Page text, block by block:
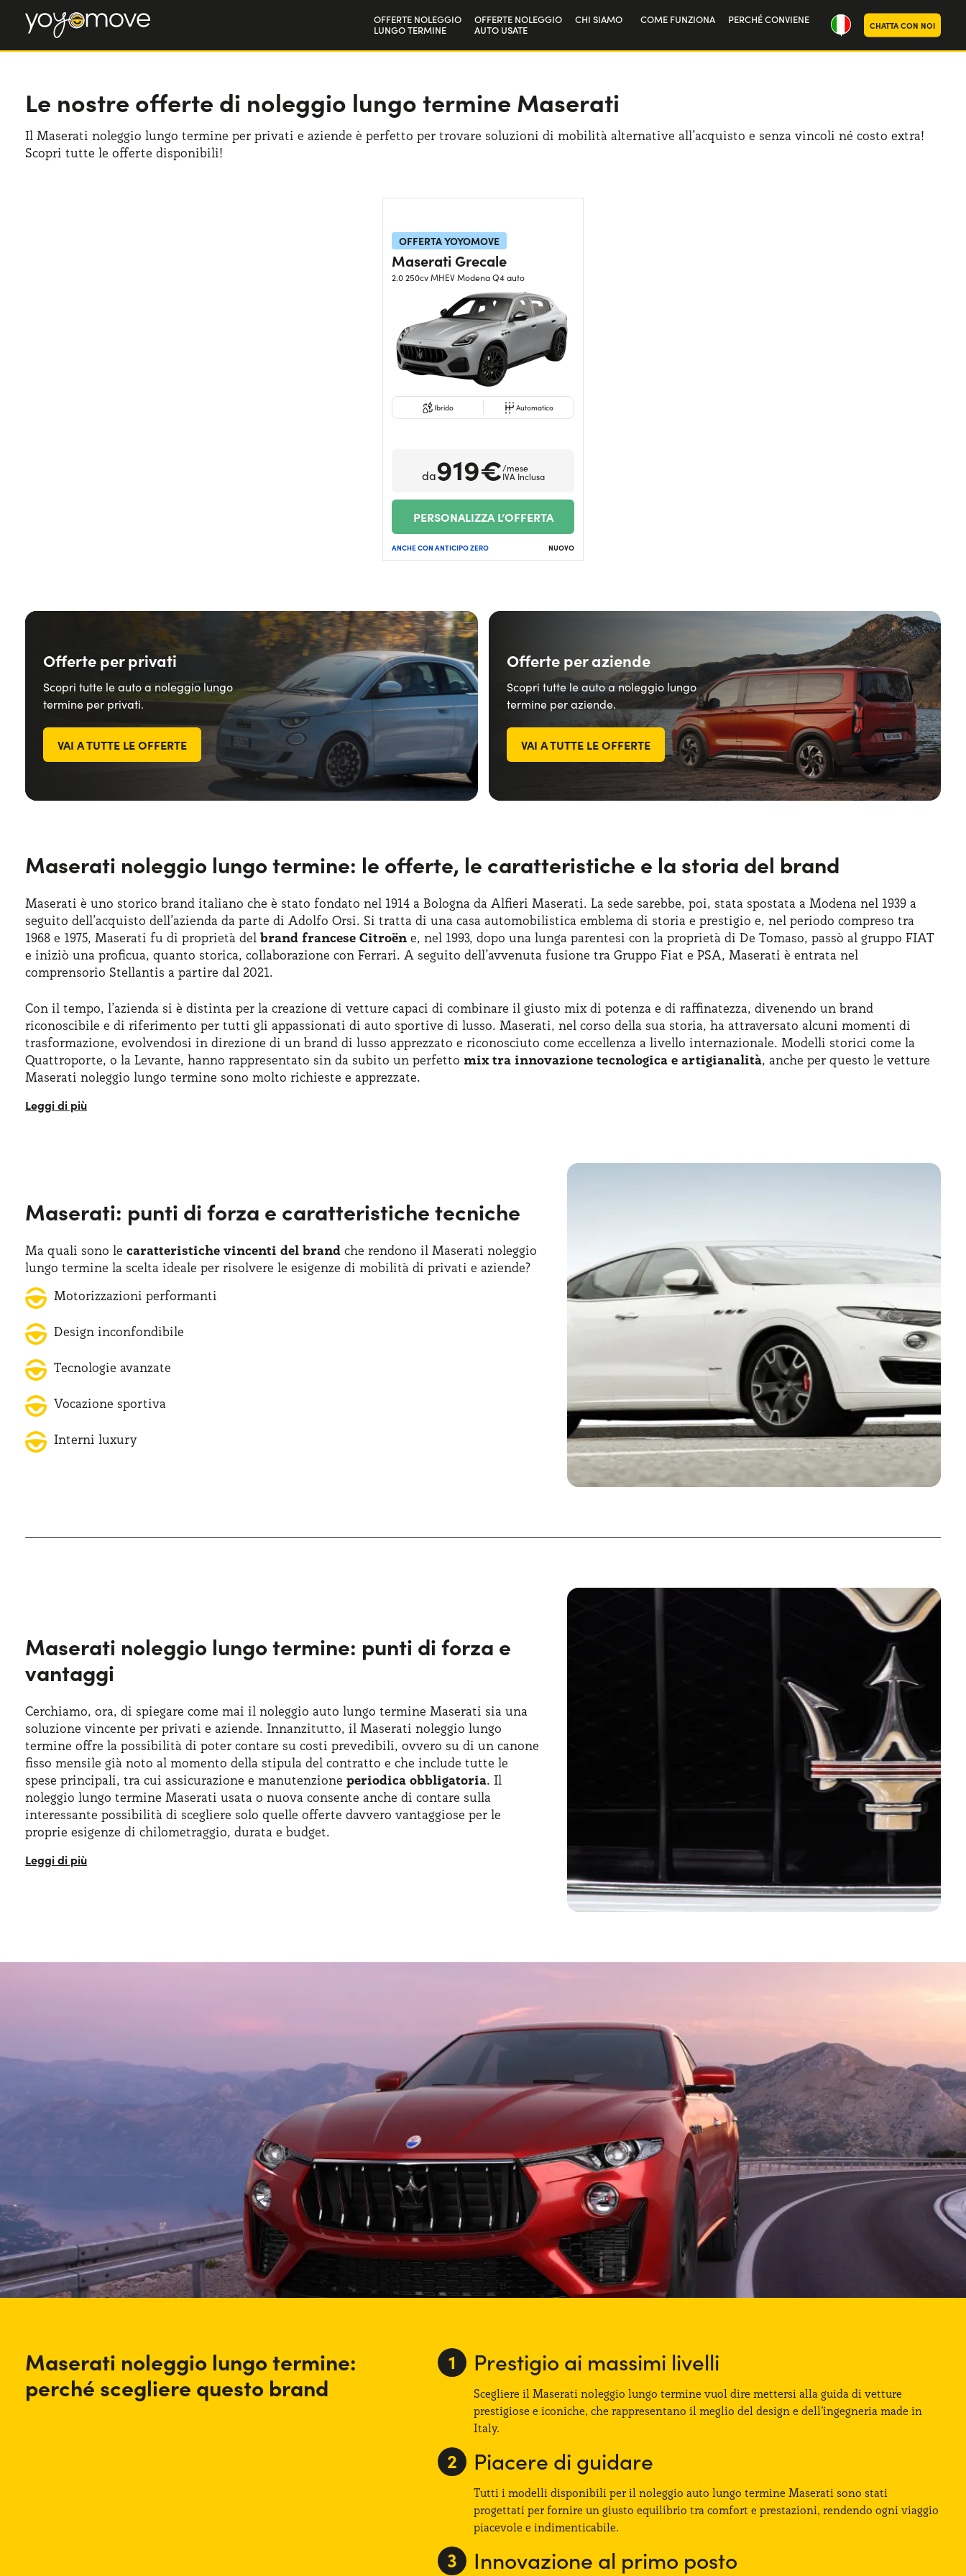
OFFERTE NOLEGGIO
LUNGO TERMINE
OFFERTE NOLEGGIO
AUTO USATE
CHI SIAMO COME FUNZIONA PERCHÉ CONVIENE CHATTA CON NOI
Le nostre offerte di noleggio lungo termine Maserati
Il Maserati noleggio lungo termine per privati e aziende è perfetto per trovare soluzioni di mobilità alternative all’acquisto e senza vincoli né costo extra!
Scopri tutte le offerte disponibili!
OFFERTA YOYOMOVE
Maserati Grecale
2.0 250cv MHEV Modena Q4 auto
Ibrido Automatico
da919€/mese
IVA Inclusa
PERSONALIZZA L’OFFERTA
ANCHE CON ANTICIPO ZERO NUOVO
Offerte per privati
Scopri tutte le auto a noleggio lungo
termine per privati.
VAI A TUTTE LE OFFERTE
Offerte per aziende
Scopri tutte le auto a noleggio lungo
termine per aziende.
VAI A TUTTE LE OFFERTE
Maserati noleggio lungo termine: le offerte, le caratteristiche e la storia del brand
Maserati è uno storico brand italiano che è stato fondato nel 1914 a Bologna da Alfieri Maserati. La sede sarebbe, poi, stata spostata a Modena nel 1939 a
seguito dell’acquisto dell’azienda da parte di Adolfo Orsi. Si tratta di una casa automobilistica emblema di storia e prestigio e, nel periodo compreso tra
1968 e 1975, Maserati fu di proprietà del brand francese Citroën e, nel 1993, dopo una lunga parentesi con la proprietà di De Tomaso, passò al gruppo FIAT
e iniziò una proficua, quanto storica, collaborazione con Ferrari. A seguito dell’avvenuta fusione tra Gruppo Fiat e PSA, Maserati è entrata nel
comprensorio Stellantis a partire dal 2021.
Con il tempo, l’azienda si è distinta per la creazione di vetture capaci di combinare il giusto mix di potenza e di raffinatezza, divenendo un brand
riconoscibile e di riferimento per tutti gli appassionati di auto sportive di lusso. Maserati, nel corso della sua storia, ha attraversato alcuni momenti di
trasformazione, evolvendosi in direzione di un brand di lusso apprezzato e riconosciuto come eccellenza a livello internazionale. Modelli storici come la
Quattroporte, o la Levante, hanno rappresentato sin da subito un perfetto mix tra innovazione tecnologica e artigianalità, anche per questo le vetture
Maserati noleggio lungo termine sono molto richieste e apprezzate.
Grazie alle vetture disponibili per il Maserati noleggio lungo termine
gareggiando nella Formula Grand Prix e poi in Formula 1, dove ha vinto ben due campionati del mondo piloti. Nel 2022, il brand è impegnato nelle gare di
Un anno importante per Maserati, comunque, fu il 2013, quando il brand italiano ha lanciato la sesta generazione dell’iconica Quattroporte e la Ghibli,
Maserati ha presentato anche ilsuo primo SUV, il Levante, un esempio di come si possano combinare versatilità e lusso. Negli anni successivi sarebbero
arrivate altre novità come la MC20 e un altro SUV, il Grecale, che espande ulteriormente l’offerta del Maserati noleggio lungo termine, combinando lusso,
tecnologia e prestazioni per conquistare nuovi orizzonti.
Maserati: punti di forza e caratteristiche tecniche
Ma quali sono le caratteristiche vincenti del brand che rendono il Maserati noleggio
lungo termine la scelta ideale per risolvere le esigenze di mobilità di privati e aziende?
Motorizzazioni performanti
Design inconfondibile
Tecnologie avanzate
Vocazione sportiva
Interni luxury
Maserati noleggio lungo termine: punti di forza e
vantaggi
Cerchiamo, ora, di spiegare come mai il noleggio auto lungo termine Maserati sia una
soluzione vincente per privati e aziende. Innanzitutto, il Maserati noleggio lungo
termine offre la possibilità di poter contare su costi prevedibili, ovvero su di un canone
fisso mensile già noto al momento della stipula del contratto e che include tutte le
spese principali, tra cui assicurazione e manutenzione periodica obbligatoria. Il
noleggio lungo termine Maserati usata o nuova consente anche di contare sulla
interessante possibilità di scegliere solo quelle offerte davvero vantaggiose per le
proprie esigenze di chilometraggio, durata e budget.
Non solo, con il Maserati noleggio lungo termine sarà possibile avere un accesso alle
e praticità. Il tutto senza vincoli, visto che al termine del contratto di noleggio auto
Maserati noleggio lungo termine:
perché scegliere questo brand
Prestigio ai massimi livelli
Scegliere il Maserati noleggio lungo termine vuol dire mettersi alla guida di vetture
prestigiose e iconiche, che rappresentano il meglio del design e dell’ingegneria made in
Italy.
Piacere di guidare
Tutti i modelli disponibili per il noleggio auto lungo termine Maserati sono stati
progettati per fornire un giusto equilibrio tra comfort e prestazioni, rendendo ogni viaggio
piacevole e indimenticabile.
Innovazione al primo posto